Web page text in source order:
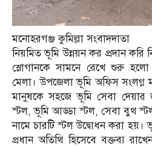
মনোহরগঞ্জ কুমিল্লা সংবাদদাতা
নিয়মিত ভূমি উন্নয়ন কর প্রদান করি
স্লোগানকে সামনে রেখে শুরু হলো
মেলা। উপজেলা ভূমি অফিস সংলগ্ন
মানুষকে সহজে ভূমি সেবা দেয়ার
স্টল, ভূমি আড্ডা স্টল, সেবা বুথ
নামে চারটি স্টল উদ্বোধন করা হয়।
প্রধান অতিথি হিসেবে বক্তব্য